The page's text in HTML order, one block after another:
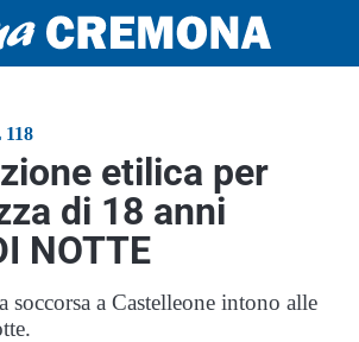
etilica per
di 18 anni
NOTTE
soccorsa a Castelleone intono alle